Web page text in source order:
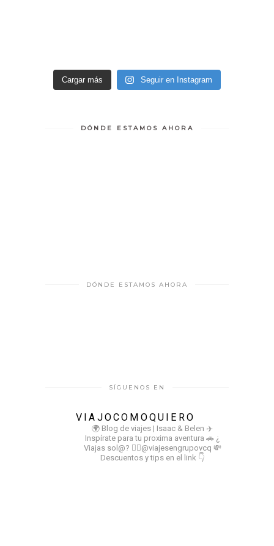
Cargar más Seguir en Instagram
DÓNDE ESTAMOS AHORA
DÓNDE ESTAMOS AHORA
SÍGUENOS EN
VIAJOCOMOQUIERO
🌍 Blog de viajes | Isaac & Belen ✈️
Inspírate para tu proxima aventura 🚗 ¿
Viajas sol@? 👉🏻@viajesengrupovcq 💸
Descuentos y tips en el link 👇